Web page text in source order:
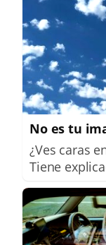
No es tu
¿Ves caras
Tiene